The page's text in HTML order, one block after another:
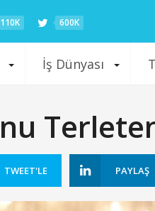
110K 600K
İş Dünyası
TWEET'LE PAYLAŞ